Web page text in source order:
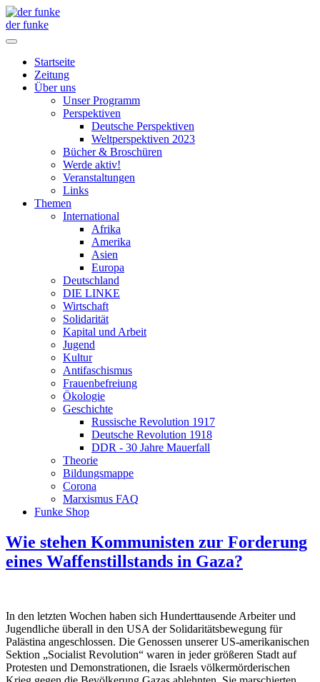
der funke
Startseite
Zeitung
Über uns
Unser Programm
Perspektiven
Deutsche Perspektiven
Weltperspektiven 2023
Bücher & Broschüren
Werde aktiv!
Veranstaltungen
Links
Themen
International
Afrika
Amerika
Asien
Europa
Deutschland
DIE LINKE
Wirtschaft
Solidarität
Kapital und Arbeit
Jugend
Kultur
Antifaschismus
Frauenbefreiung
Ökologie
Geschichte
Russische Revolution 1917
Deutsche Revolution 1918
DDR - 30 Jahre Mauerfall
Theorie
Bildungsmappe
Corona
Marxismus FAQ
Funke Shop
Wie stehen Kommunisten zur Forderung
eines Waffenstillstands in Gaza?
In den letzten Wochen haben sich Hunderttausende Arbeiter und
Jugendliche überall in den USA der Solidaritätsbewegung für
Palästina angeschlossen. Die Genossen unserer US-amerikanischen
Sektion „Socialist Revolution“ waren in jeder größeren Stadt auf
Protesten und Demonstrationen, die Israels völkermörderischen